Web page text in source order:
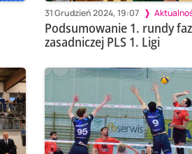
31 Grudzień 2024, 19:07
Podsumowanie 1. rundy
zasadniczej PLS 1. Ligi